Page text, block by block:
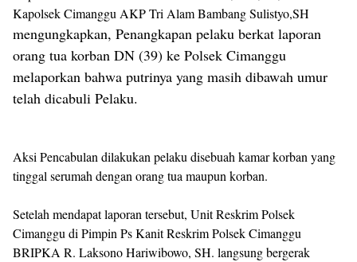
Kapolsek Cimanggu AKP Tri Alam Bambang Sulistyo,SH
mengungkapkan, Penangkapan pelaku berkat laporan
orang tua korban DN (39) ke Polsek Cimanggu
melaporkan bahwa putrinya yang masih dibawah umur
telah dicabuli Pelaku.
Aksi Pencabulan dilakukan pelaku disebuah kamar korban yang
tinggal serumah dengan orang tua maupun korban.
Setelah mendapat laporan tersebut, Unit Reskrim Polsek
Cimanggu di Pimpin Ps Kanit Reskrim Polsek Cimanggu
BRIPKA R. Laksono Hariwibowo, SH. langsung bergerak